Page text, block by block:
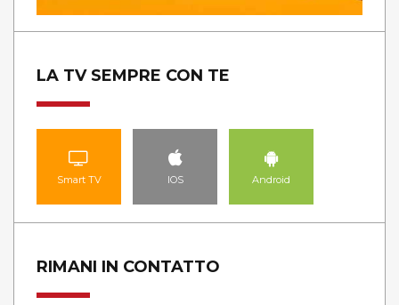
LA TV SEMPRE CON TE
Smart TV IOS Android
RIMANI IN CONTATTO